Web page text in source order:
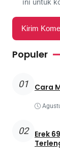
ini untuk
Populer
01 Cara
02
Erek